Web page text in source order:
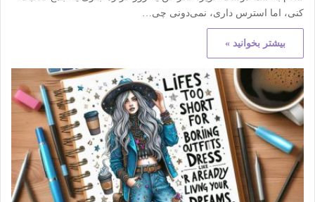
کنی، اما استرس داری، نمی‌دونی چی…
بیشتر بخوانید »